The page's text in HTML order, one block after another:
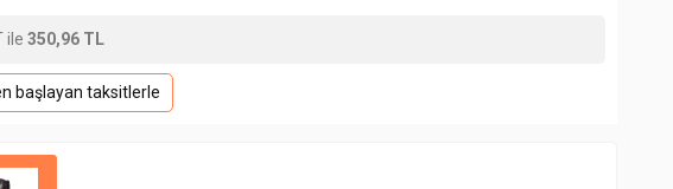
ile 350,96 TL
başlayan taksitlerle